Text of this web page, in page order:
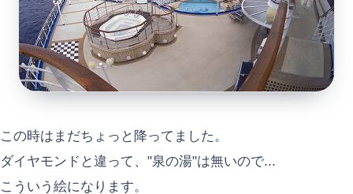
この時はまだちょっと降ってました。
ダイヤモンドと違って、"泉の湯"は無いので...
こういう絵になります。